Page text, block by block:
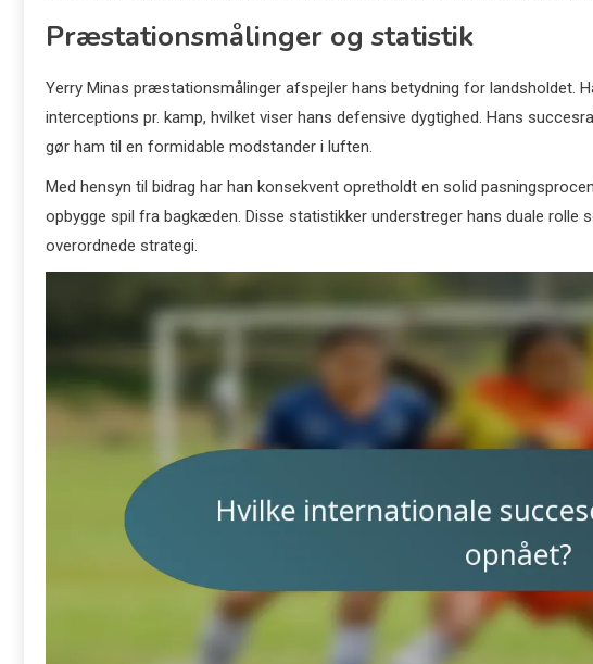
Præstationsmålinger og statistik
Yerry Minas præstationsmålinger afspejler hans betydning for landsholdet.
interceptions pr. kamp, hvilket viser hans defensive dygtighed. Hans
gør ham til en formidable modstander i luften.
Med hensyn til bidrag har han konsekvent opretholdt en solid
opbygge spil fra bagkæden. Disse statistikker understreger hans duale rolle
overordnede strategi.